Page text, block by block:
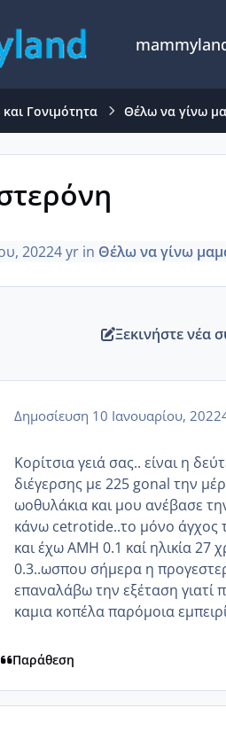
Γονιμότητα Θέλω να γίνω
20224 yr in Θέλω να γίνω
Ξεκινήστε νέα
Δημοσίευση 10 Ιανουαρίου, 2022
Κορίτσια γειά σας.. είναι η
διέγερσης με 225 gonal την
ωοθυλάκια και μου ανέβασε
κάνω cetrotide..το μόνο άγχος
και έχω ΑΜΗ 0.1 καί ηλικία 27
0.3..ωσπου σήμερα η
επαναλάβω την εξέταση γιατί
καμια κοπέλα παρόμοια
Παράθεση